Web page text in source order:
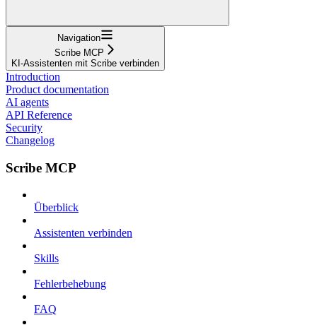
Navigation
Scribe MCP
KI-Assistenten mit Scribe verbinden
Introduction
Product documentation
AI agents
API Reference
Security
Changelog
Scribe MCP
Überblick
Assistenten verbinden
Skills
Fehlerbehebung
FAQ